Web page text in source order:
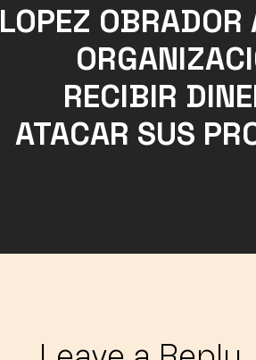
LOPEZ OBRADOR
RECIBIR
ATACAR SUS